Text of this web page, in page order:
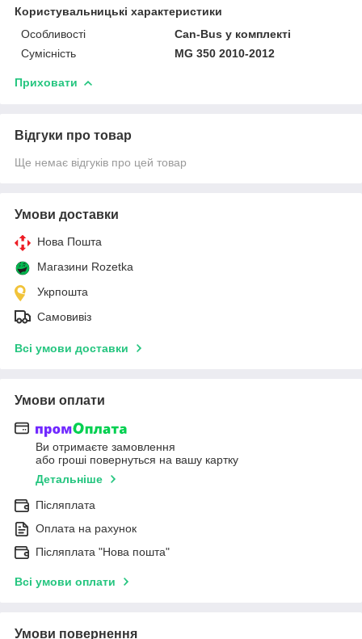
Користувальницькі характеристики
Особливості
Can-Bus у комплекті
Сумісність
MG 350 2010-2012
Приховати
Відгуки про товар
Ще немає відгуків про цей товар
Умови доставки
Нова Пошта
Магазини Rozetka
Укрпошта
Самовивіз
Всі умови доставки
Умови оплати
Ви отримаєте замовлення
або гроші повернуться на вашу картку
Детальніше
Післяплата
Оплата на рахунок
Післяплата "Нова пошта"
Всі умови оплати
Умови повернення